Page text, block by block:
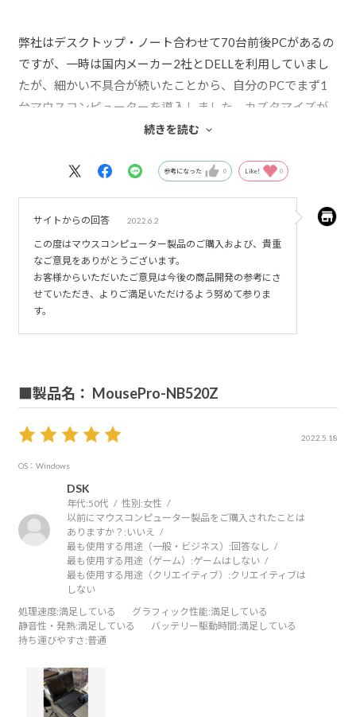
弊社はデスクトップ・ノート合わせて70台前後PCがあるの
ですが、一時は国内メーカー2社とDELLを利用していまし
たが、細かい不具合が続いたことから、自分のPCでまず1
台マウスコンピューターを導入しました。カズタマイズが
できることで、不要なものを付けなくて済むし、コンパク
きました。ノートPCでは強いて言えばテンキー部分が押し
弱がマウスコンピューターに置き換わりましたが不具合が
も第一に利用させてもらいたいと思います。
続きを読む
参考になった 0 Like! 0
サイトからの回答 2022.6.2
この度はマウスコンピューター製品のご購入および、貴重
なご意見をありがとうございます。
お客様からいただいたご意見は今後の商品開発の参考にさ
せていただき、よりご満足いただけるよう努めて参りま
す。
■製品名： MousePro-NB520Z
2022.5.18
OS：Windows
DSK
年代:50代 性別:女性
以前にマウスコンピューター製品をご購入されたことは
ありますか？: いいえ
最も使用する用途（一般・ビジネス）: 回答なし
最も使用する用途（ゲーム）:ゲームはしない
最も使用する用途（クリエイティブ）:クリエイティブは
しない
処理速度:満足している グラフィック性能:満足している
静音性・発熱:満足している バッテリー駆動時間 :満足している
持ち運びやすさ :普通